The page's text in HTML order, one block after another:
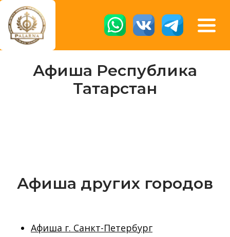
Афиша Республика
Татарстан
Афиша других городов
Афиша г. Санкт-Петербург